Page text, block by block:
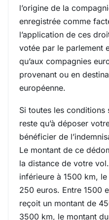
l’origine de la
enregistrée comme
l’application de ces
votée par le parlement
qu’aux compagnies
provenant ou en
européenne.
Si toutes les conditions
reste qu’à déposer
bénéficier de
Le montant de ce
la distance de votre
inférieure à 1500 km,
250 euros. Entre 1500
reçoit un montant de
3500 km, le montant